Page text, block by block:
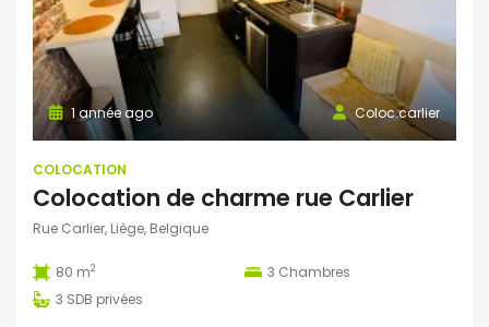
Coloc.carlier
1 année ago
COLOCATION
Colocation de charme rue Carlier
Rue Carlier, Liège, Belgique
80 m2 3 Chambres
3 SDB privées